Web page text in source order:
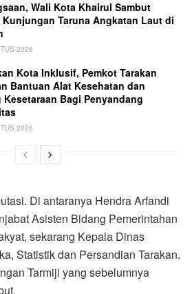
Wali Kota Khairul Sambut
Kunjungan Taruna Angkatan Laut di
2026
Kota Inklusif, Pemkot Tarakan
Bantuan Alat Kesehatan dan
Kesetaraan Bagi Penyandang
2026
Di antaranya Hendra Arfandi
Asisten Bidang Pemerintahan
sekarang Kepala Dinas
Statistik dan Persandian Tarakan.
Tarmiji yang sebelumnya